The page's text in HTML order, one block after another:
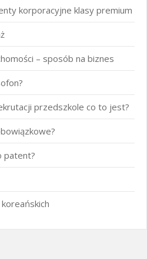
korporacyjne klasy premium
– sposób na biznes
przedszkole co to jest?
patent?